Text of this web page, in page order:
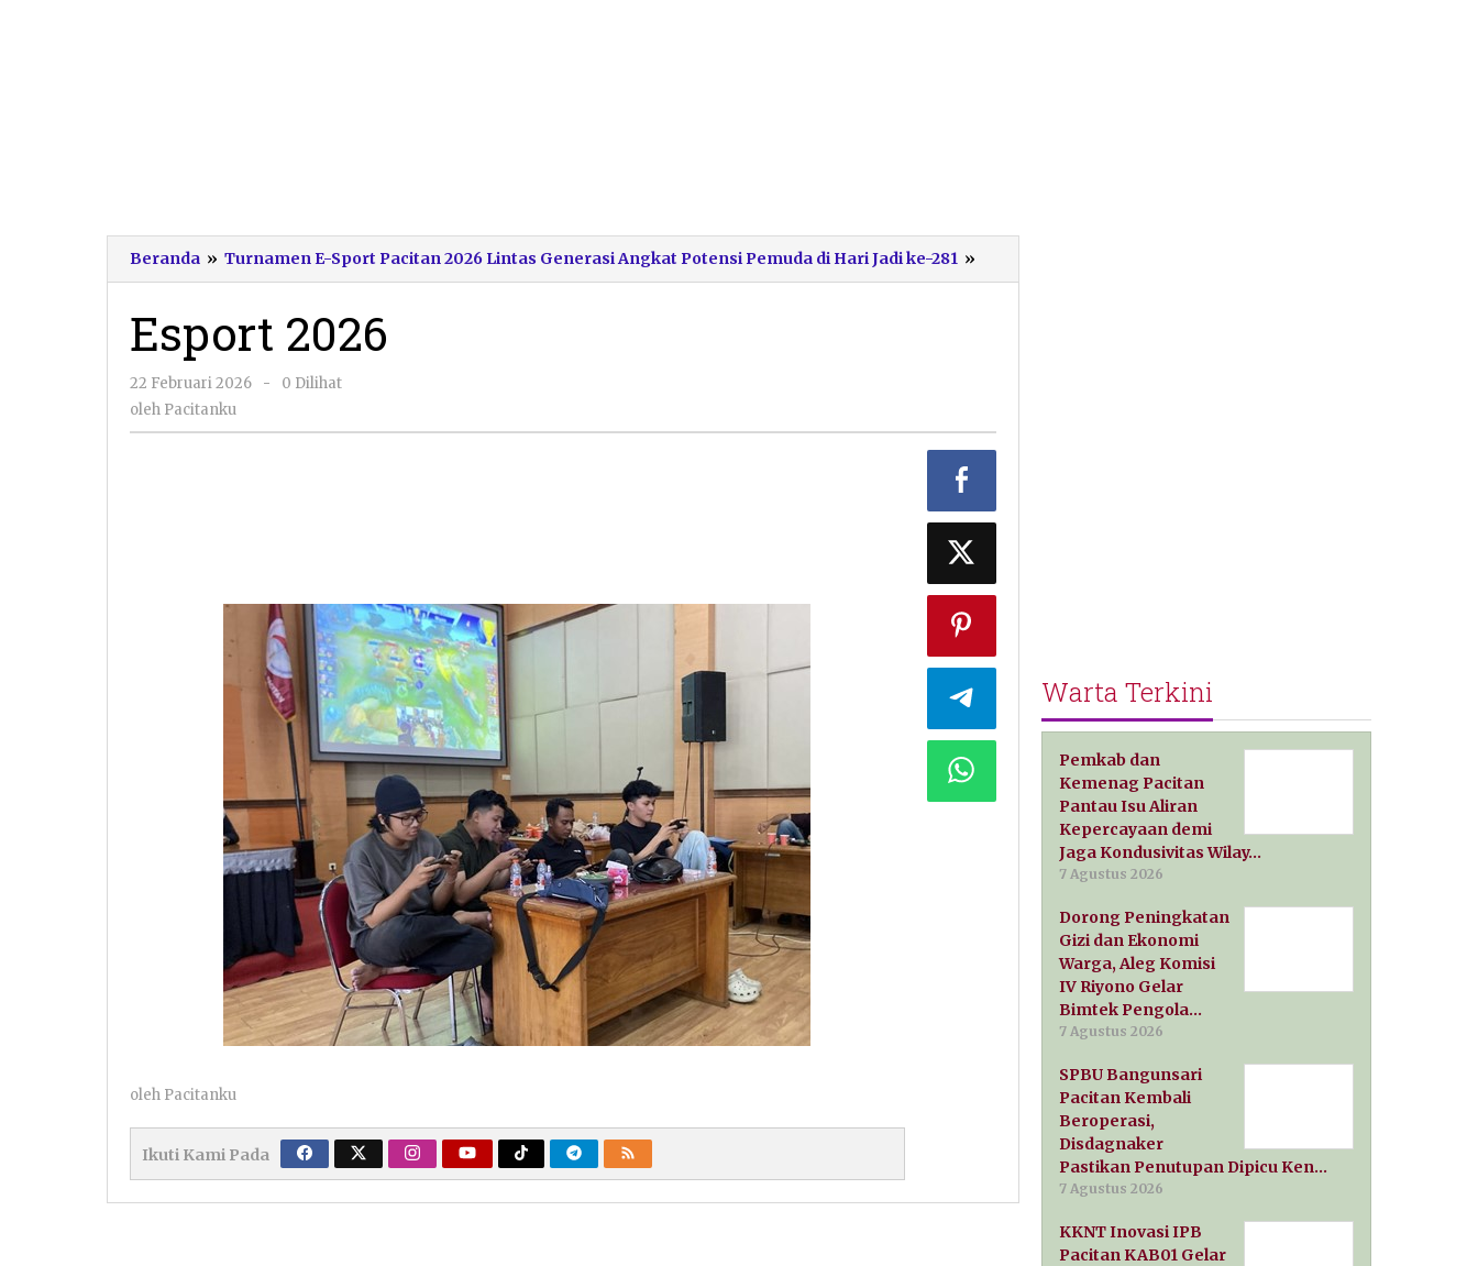
Beranda » Turnamen E-Sport Pacitan 2026 Lintas Generasi Angkat Potensi Pemuda di Hari Jadi ke-281 »
2026
Esport 2026
22 Februari 2026
oleh
-
0 Dilihat
oleh Pacitanku
oleh Pacitanku
Ikuti Kami Pada
Warta Terkini
Pemkab dan
Kemenag Pacitan
Pantau Isu Aliran
Kepercayaan demi
Jaga Kondusivitas Wilay…
7 Agustus 2026
Dorong Peningkatan
Gizi dan Ekonomi
Warga, Aleg Komisi
IV Riyono Gelar
Bimtek Pengola…
7 Agustus 2026
SPBU Bangunsari
Pacitan Kembali
Beroperasi,
Disdagnaker
Pastikan Penutupan Dipicu Ken…
7 Agustus 2026
KKNT Inovasi IPB
Pacitan KAB01 Gelar